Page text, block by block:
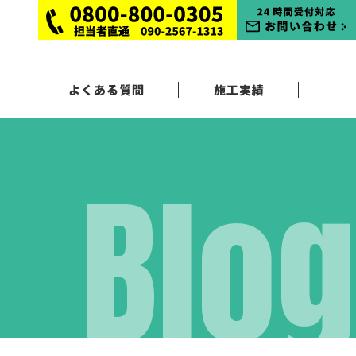
よくある質問 施工実績
Blog